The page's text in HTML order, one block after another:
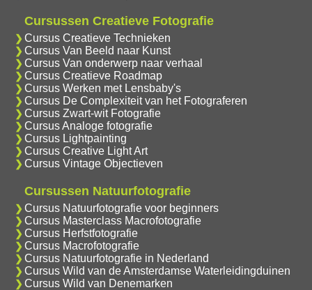
Cursussen Creatieve Fotografie
Cursus Creatieve Technieken
Cursus Van Beeld naar Kunst
Cursus Van onderwerp naar verhaal
Cursus Creatieve Roadmap
Cursus Werken met Lensbaby's
Cursus De Complexiteit van het Fotograferen
Cursus Zwart-wit Fotografie
Cursus Analoge fotografie
Cursus Lightpainting
Cursus Creative Light Art
Cursus Vintage Objectieven
Cursussen Natuurfotografie
Cursus Natuurfotografie voor beginners
Cursus Masterclass Macrofotografie
Cursus Herfstfotografie
Cursus Macrofotografie
Cursus Natuurfotografie in Nederland
Cursus Wild van de Amsterdamse Waterleidingduinen
Cursus Wild van Denemarken